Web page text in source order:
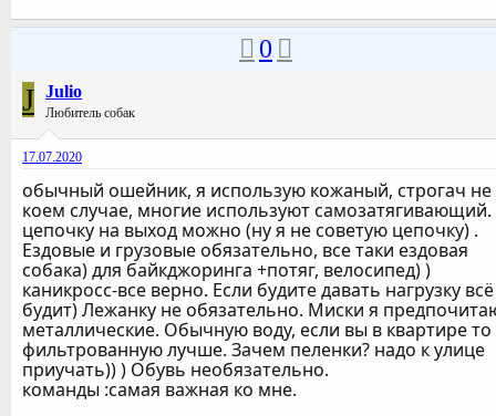
0
J Julio
Любитель собак
17.07.2020
обычный ошейник, я использую кожаный, строгач не
коем случае, многие используют самозатягивающий.
цепочку на выход можно (ну я не советую цепочку) .
Ездовые и грузовые обязательно, все таки ездовая
собака) для байкджоринга +потяг, велосипед) )
каникросс-все верно. Если будите давать нагрузку
будит) Лежанку не обязательно. Миски я
металлические. Обычную воду, если вы в квартире то
фильтрованную лучше. Зачем пеленки? надо к улице
приучать)) ) Обувь необязательно.
команды :самая важная ко мне.